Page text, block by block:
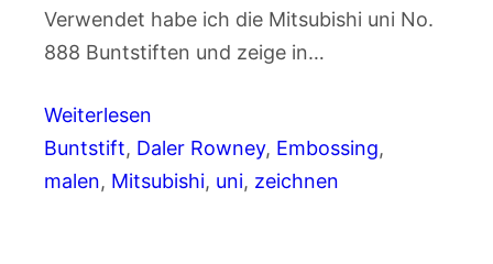
Verwendet habe ich die Mitsubishi uni No.
888 Buntstiften und zeige in…
Weiterlesen
Buntstift, Daler Rowney, Embossing
malen, Mitsubishi, uni, zeichnen